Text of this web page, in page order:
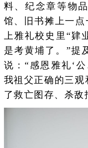
料、纪念章等物
馆、旧书摊上一
上雅礼校史里“肄
是考黄埔了。”提
说：“感恩雅礼‘
我祖父正确的三观
了救亡图存、杀敌